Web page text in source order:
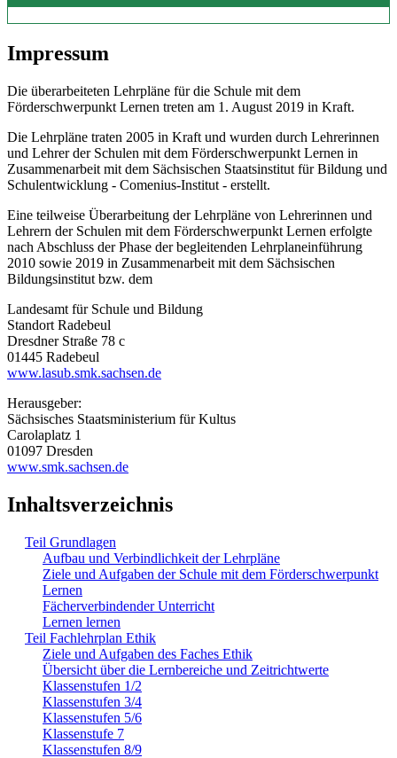
Impressum
Die überarbeiteten Lehrpläne für die Schule mit dem
Förderschwerpunkt Lernen treten am 1. August 2019 in Kraft.
Die Lehrpläne traten 2005 in Kraft und wurden durch Lehrerinnen
und Lehrer der Schulen mit dem Förderschwerpunkt Lernen in
Zusammenarbeit mit dem Sächsischen Staatsinstitut für Bildung und
Schulentwicklung - Comenius-Institut - erstellt.
Eine teilweise Überarbeitung der Lehrpläne von Lehrerinnen und
Lehrern der Schulen mit dem Förderschwerpunkt Lernen erfolgte
nach Abschluss der Phase der begleitenden Lehrplaneinführung
2010 sowie 2019 in Zusammenarbeit mit dem Sächsischen
Bildungsinstitut bzw. dem
Landesamt für Schule und Bildung
Standort Radebeul
Dresdner Straße 78 c
01445 Radebeul
www.lasub.smk.sachsen.de
Herausgeber:
Sächsisches Staatsministerium für Kultus
Carolaplatz 1
01097 Dresden
www.smk.sachsen.de
Inhaltsverzeichnis
Teil Grundlagen
Aufbau und Verbindlichkeit der Lehrpläne
Ziele und Aufgaben der Schule mit dem Förderschwerpunkt
Lernen
Fächerverbindender Unterricht
Lernen lernen
Teil Fachlehrplan Ethik
Ziele und Aufgaben des Faches Ethik
Übersicht über die Lernbereiche und Zeitrichtwerte
Klassenstufen 1/2
Klassenstufen 3/4
Klassenstufen 5/6
Klassenstufe 7
Klassenstufen 8/9